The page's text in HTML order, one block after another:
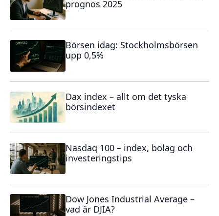
prognos 2025
Börsen idag: Stockholmsbörsen
upp 0,5%
Dax index – allt om det tyska
börsindexet
Nasdaq 100 – index, bolag och
investeringstips
Dow Jones Industrial Average –
vad är DJIA?